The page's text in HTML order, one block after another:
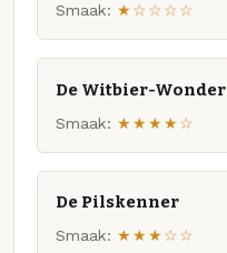
Smaak: ★☆☆☆☆
De Witbier-Wonder
Smaak: ★★★★☆
De Pilskenner
Smaak: ★★★☆☆